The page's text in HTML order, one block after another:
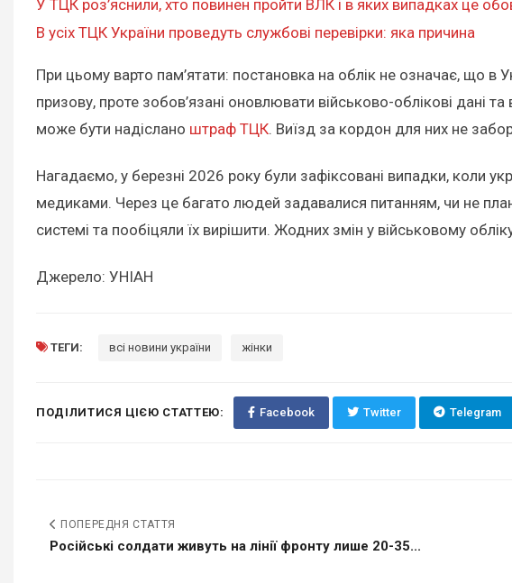
У ТЦК роз’яснили, хто повинен пройти ВЛК і в яких випадках це
В усіх ТЦК України проведуть службові перевірки: яка причина
При цьому варто пам’ятати: постановка на облік не означає, що в
призову, проте зобов’язані оновлювати військово-облікові дані
може бути надіслано штраф ТЦК. Виїзд за кордон для них не
Нагадаємо, у березні 2026 року були зафіксовані випадки, коли
медиками. Через це багато людей задавалися питанням, чи не
системі та пообіцяли їх вирішити. Жодних змін у військовому
Джерело: УНІАН
ТЕГИ: всі новини україни жінки
ПОДІЛИТИСЯ ЦІЄЮ СТАТТЕЮ: Facebook Twitter Telegram
ПОПЕРЕДНЯ СТАТТЯ
Російські солдати живуть на лінії фронту лише 20-35...